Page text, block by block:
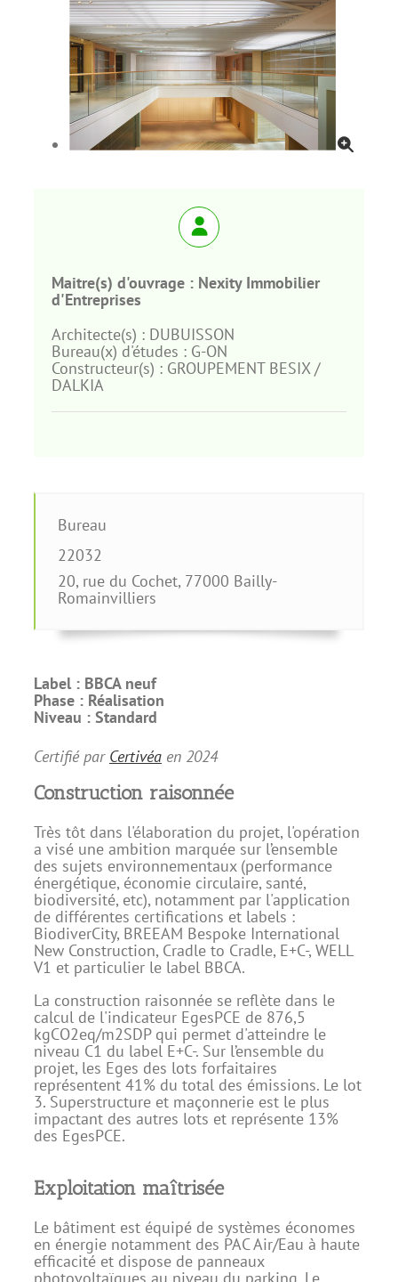
Maitre(s) d'ouvrage : Nexity Immobilier
d'Entreprises
Architecte(s) : DUBUISSON
Bureau(x) d'études : G-ON
Constructeur(s) : GROUPEMENT BESIX /
DALKIA
Bureau
22032
20, rue du Cochet, 77000 Bailly-
Romainvilliers
Label : BBCA neuf
Phase : Réalisation
Niveau : Standard
Certifié par Certivéaen 2024
Construction raisonnée
Très tôt dans l'élaboration du projet, l'opération
a visé une ambition marquée sur l’ensemble
des sujets environnementaux (performance
énergétique, économie circulaire, santé,
biodiversité, etc), notamment par l'application
de différentes certifications et labels :
BiodiverCity, BREEAM Bespoke International
New Construction, Cradle to Cradle, E+C-, WELL
V1 et particulier le label BBCA.
La construction raisonnée se reflète dans le
calcul de l'indicateur EgesPCE de 876,5
kgCO2eq/m2SDP qui permet d'atteindre le
niveau C1 du label E+C-. Sur l’ensemble du
projet, les Eges des lots forfaitaires
représentent 41% du total des émissions. Le lot
3. Superstructure et maçonnerie est le plus
impactant des autres lots et représente 13%
des EgesPCE.
Exploitation maîtrisée
Le bâtiment est équipé de systèmes économes
en énergie notamment des PAC Air/Eau à haute
efficacité et dispose de panneaux